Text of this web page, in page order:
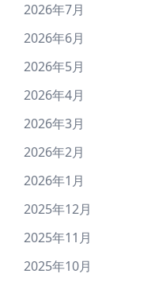
2026年7月
2026年6月
2026年5月
2026年4月
2026年3月
2026年2月
2026年1月
2025年12月
2025年11月
2025年10月